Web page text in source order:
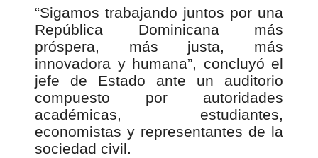
“Sigamos trabajando juntos por una
República Dominicana más
próspera, más justa, más
innovadora y humana”, concluyó el
jefe de Estado ante un auditorio
compuesto por autoridades
académicas, estudiantes,
economistas y representantes de la
sociedad civil.